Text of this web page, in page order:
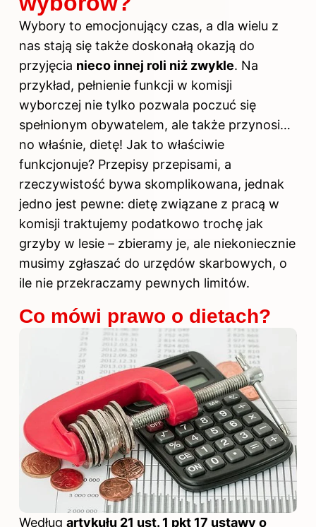
Wybory to emocjonujący czas, a dla wielu z
nas stają się także doskonałą okazją do
przyjęcia nieco innej roli niż zwykle. Na
przykład, pełnienie funkcji w komisji
wyborczej nie tylko pozwala poczuć się
spełnionym obywatelem, ale także przynosi…
no właśnie, dietę! Jak to właściwie
funkcjonuje? Przepisy przepisami, a
rzeczywistość bywa skomplikowana, jednak
jedno jest pewne: dietę związane z pracą w
komisji traktujemy podatkowo trochę jak
grzyby w lesie – zbieramy je, ale niekoniecznie
musimy zgłaszać do urzędów skarbowych, o
ile nie przekraczamy pewnych limitów.
Co mówi prawo o dietach?
Według artykułu 21 ust. 1 pkt 17 ustawy o